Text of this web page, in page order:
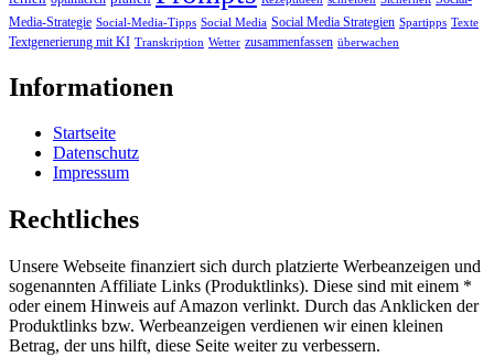
Media-Strategie Social-Media-Tipps Social Media Social Media Strategien Spartipps Texte
Textgenerierung mit KI Transkription Wetter zusammenfassen überwachen
Informationen
Startseite
Datenschutz
Impressum
Rechtliches
Unsere Webseite finanziert sich durch platzierte Werbeanzeigen und
sogenannten Affiliate Links (Produktlinks). Diese sind mit einem *
oder einem Hinweis auf Amazon verlinkt. Durch das Anklicken der
Produktlinks bzw. Werbeanzeigen verdienen wir einen kleinen
Betrag, der uns hilft, diese Seite weiter zu verbessern.